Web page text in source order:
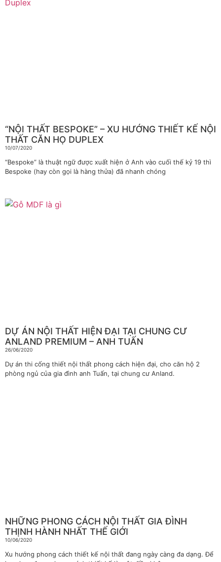
“NỘI THẤT BESPOKE” – XU HƯỚNG THIẾT KẾ NỘI
THẤT CĂN HỌ DUPLEX
10/07/2020
“Bespoke” là thuật ngữ được xuất hiện ở Anh vào cuối thế kỷ 19 thì
Bespoke (hay còn gọi là hàng thửa) đã nhanh chóng
DỰ ÁN NỘI THẤT HIỆN ĐẠI TẠI CHUNG CƯ
ANLAND PREMIUM – ANH TUẤN
26/06/2020
Dự án thi cống thiết nội thất phong cách hiện đại, cho căn hộ 2
phòng ngủ của gia đình anh Tuấn, tại chung cư Anland.
NHỮNG PHONG CÁCH NỘI THẤT GIA ĐÌNH
THỊNH HÀNH NHẤT THẾ GIỚI
10/06/2020
Xu hướng phong cách thiết kế nội thất đang ngày càng đa dạng. Để